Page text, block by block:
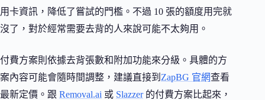
用卡資訊，降低了嘗試的門檻。不過 10 張的額度用完就
沒了，對於經常需要去背的人來說可能不太夠用。
付費方案則依據去背張數和附加功能來分級。具體的方
案內容可能會隨時間調整，建議直接到 ZapBG 官網查看
最新定價。跟 Removal.ai 或 Slazzer的付費方案比起來，